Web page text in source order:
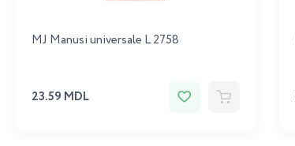
MJ Manusi universale L 2758
23.59 MDL